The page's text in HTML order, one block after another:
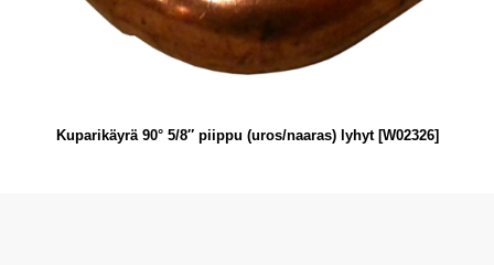
Kuparikäyrä 90° 5/8″ piippu (uros/naaras) lyhyt [W02326]